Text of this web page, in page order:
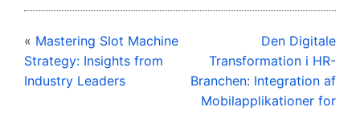
« Mastering Slot Machine
Strategy: Insights from
Industry Leaders
Den Digitale
Transformation i HR-
Branchen: Integration af
Mobilapplikationer for